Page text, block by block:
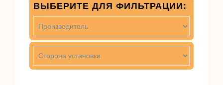
ВЫБЕРИТЕ ДЛЯ ФИЛЬТРАЦИИ: